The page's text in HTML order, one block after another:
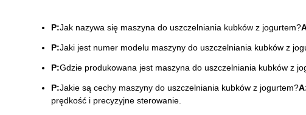
P:Jak nazywa się maszyna do uszczelniania kubków z jogurtem?
P:Jaki jest numer modelu maszyny do uszczelniania kubków z
P:Gdzie produkowana jest maszyna do uszczelniania kubków z
P:Jakie są cechy maszyny do uszczelniania kubków z jogurtem?
prędkość i precyzyjne sterowanie.